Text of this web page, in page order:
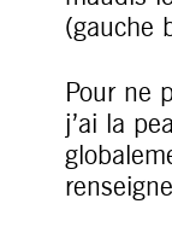
(gauche
Pour ne
j’ai la